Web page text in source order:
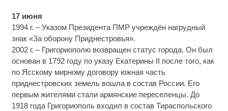
17 июня
1994 г. – Указом Президента ПМР учреждён нагрудный
знак «За оборону Приднестровья».
2002 г. – Григориополю возвращен статус города. Он был
основан в 1792 году по указу Екатерины II после того, как
по Ясскому мирному договору южная часть
приднестровских земель вошла в состав России. Его
первым жителями стали армянские переселенцы. До
1918 года Григориополь входил в состав Тираспольского